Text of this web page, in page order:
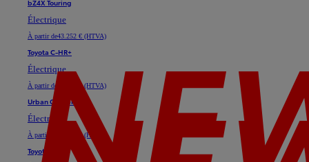
bZ4X Touring
Électrique
À partir de43.252 € (HTVA)
Toyota C-HR+
Électrique
À partir de 35.128 € (HTVA)
Urban Cruiser
Électrique
À partir de 29.747 € (HTVA)
Toyota bZ4X